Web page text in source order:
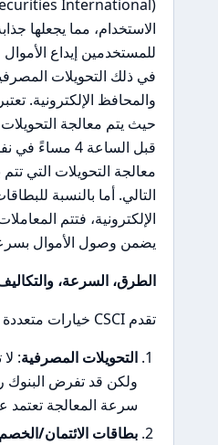
الاستخدام، مما يجعلها
للمستخدمين إيداع
في ذلك التحويلات
والمحافظ الإلكترونية.
حيث يتم معالجة
قبل الساعة 4
معالجة التحويلات التي
التالي. أما بالنسبة
الإلكترونية، فتتم
يضمن وصول الأموال
الطرق، السرعة،
تقدم CSCI خيارات متعددة للإيداع، تشمل:
التحويلات المصرفية
ولكن قد تفرض البنوك
سرعة المعالجة تعتمد
بطاقات الائتمان/الخصم